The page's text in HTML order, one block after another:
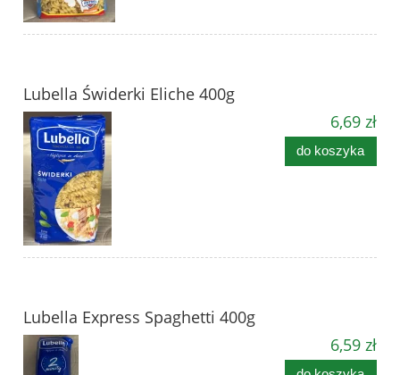
Lubella Świderki Eliche 400g
6,69 zł
do koszyka
Lubella Express Spaghetti 400g
6,59 zł